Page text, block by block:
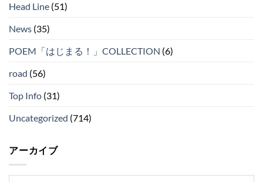
Head Line (51)
News (35)
POEM「はじまる！」COLLECTION (6)
road (56)
Top Info (31)
Uncategorized (714)
アーカイブ